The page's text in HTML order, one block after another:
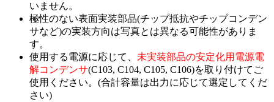
いません。
極性のない表面実装部品(チップ抵抗やチップコンデン
サなど)の実装方向は写真とは異なる可能性がありま
す。
使用する電源に応じて、 未実装部品の安定化用電源電
解コンデンサ(C103, C104, C105, C106)を取り付けてご
使用ください。(合計容量は出力に応じて選定してくだ
さい)